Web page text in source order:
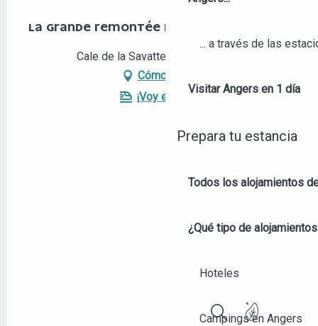
... a través de las
Visitar Angers en 1 día
Prepara tu estancia
Todos los alojamientos
¿Qué tipo de
Hoteles
Campings en Angers
LA GRANDE REMONTÉE DE LOIRE
Cale de la Savatte, 49000 Angers
Cómo llegar
¡Voy en tren!